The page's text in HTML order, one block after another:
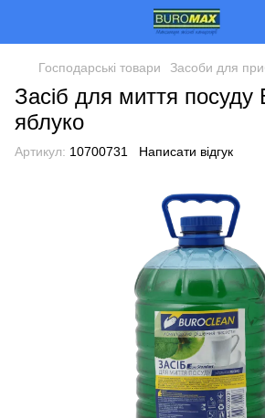
Господарські товари Засоби для
Засіб для миття посуду
яблуко
Артикул: 10700731 Написати відгук